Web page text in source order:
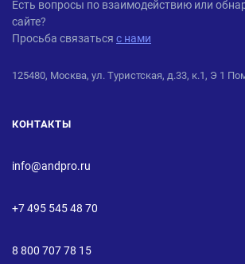
ANDPRO
Есть вопросы по взаимодействию или
сайте?
Просьба связаться с нами
125480, Москва, ул. Туристская, д.33, к.1, Э 1
КОНТАКТЫ
info@andpro.ru
+7 495 545 48 70
8 800 707 78 15